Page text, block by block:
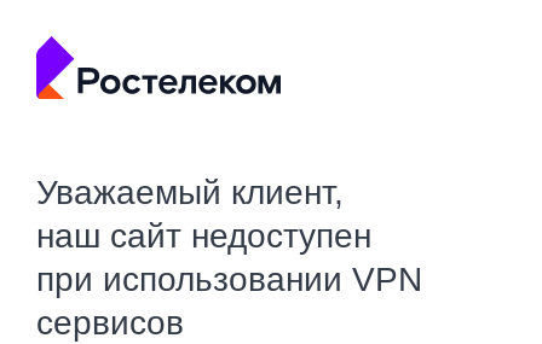
Уважаемый клиент,
наш сайт недоступен
при использовании VPN
сервисов